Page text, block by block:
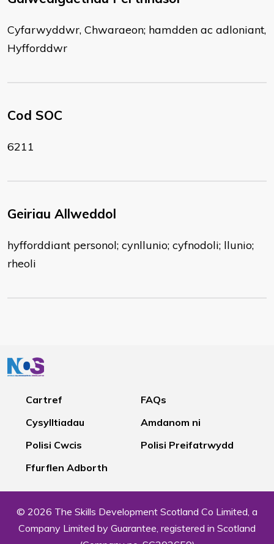
Cyfarwyddwr, Chwaraeon; hamdden ac adloniant,
Hyfforddwr
Cod SOC
6211
Geiriau Allweddol
hyfforddiant personol; cynllunio; cyfnodoli; llunio;
rheoli
Cartref
FAQs
Cysylltiadau
Amdanom ni
Polisi Cwcis
Polisi Preifatrwydd
Ffurflen Adborth
© 2026 The Skills Development Scotland Co Limited, a
Company Limited by Guarantee, registered in Scotland